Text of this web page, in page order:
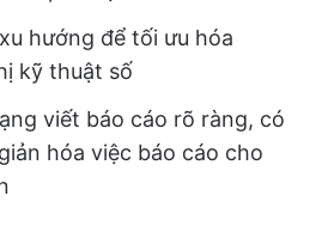
hướng để tối ưu hóa
kỹ thuật số
viết báo cáo rõ ràng, có
hóa việc báo cáo cho